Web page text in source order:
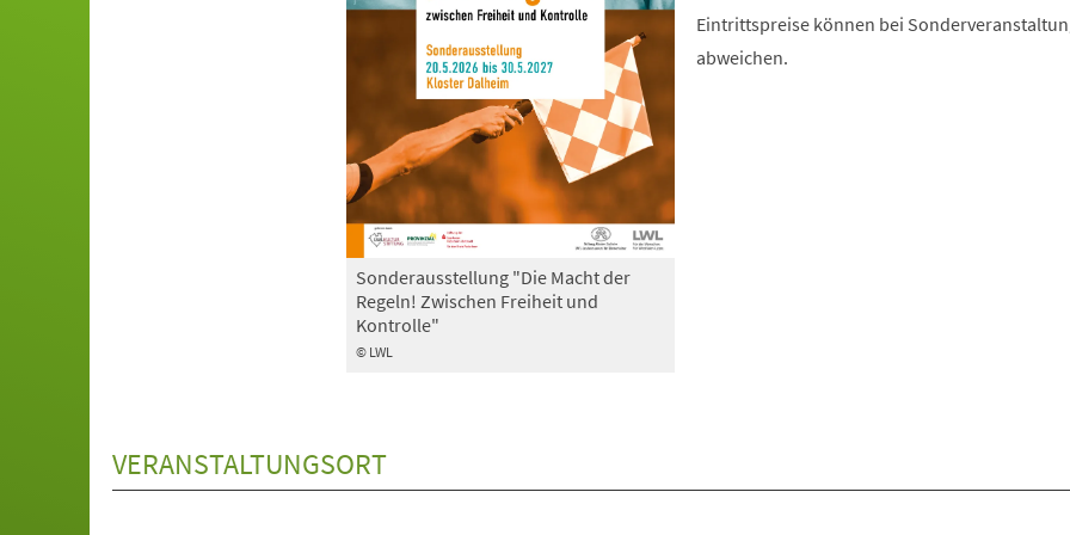
© LWL
Sonderausstellung "Die Macht der
Regeln! Zwischen Freiheit und
Kontrolle"
Eintrittspreise können bei
abweichen.
VERANSTALTUNGSORT